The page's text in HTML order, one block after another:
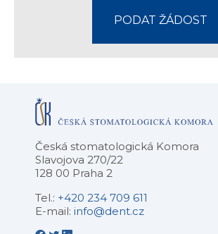
PODAT ŽÁDOST
Česká stomatologická Komora
Slavojova 270/22
128 00 Praha 2
Tel.: +420 234 709 611
E-mail: info@dent.cz